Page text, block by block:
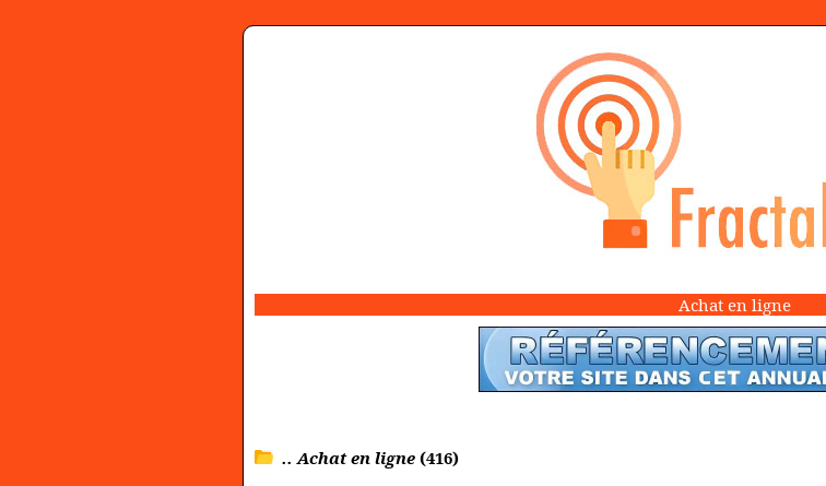
Achat en ligne
.. Achat en ligne (416)